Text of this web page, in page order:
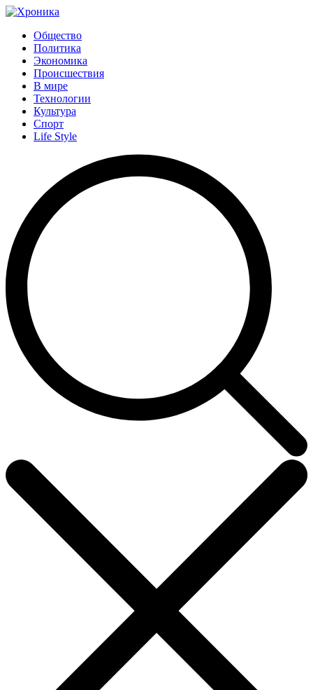
Общество
Политика
Экономика
Происшествия
В мире
Технологии
Культура
Спорт
Life Style